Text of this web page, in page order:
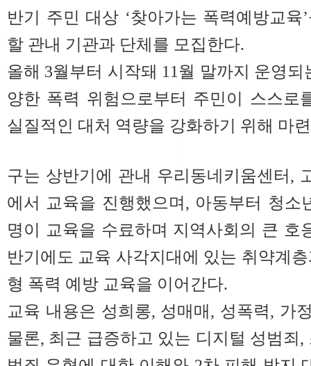
반기 주민 대상 ‘찾아가는 폭력예방교육
할 관내 기관과 단체를 모집한다.
올해 3월부터 시작돼 11월 말까지 운영
양한 폭력 위험으로부터 주민이 스스로
실질적인 대처 역량을 강화하기 위해 마
구는 상반기에 관내 우리동네키움센터,
에서 교육을 진행했으며, 아동부터 청소
명이 교육을 수료하며 지역사회의 큰 호
반기에도 교육 사각지대에 있는 취약계
형 폭력 예방 교육을 이어간다.
교육 내용은 성희롱, 성매매, 성폭력, 가
물론, 최근 급증하고 있는 디지털 성범죄